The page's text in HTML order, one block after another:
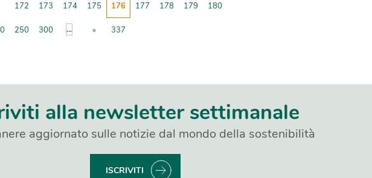
172 173 174 175 176 177 178 179 180
250 300 ... » 337
alla newsletter settimanale
aggiornato sulle notizie dal mondo della sostenibilità
ISCRIVITI